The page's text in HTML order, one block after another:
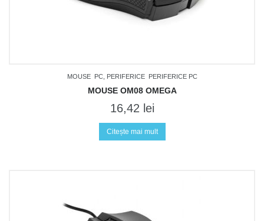
MOUSE PC, PERIFERICE PERIFERICE PC
MOUSE OM08 OMEGA
16,42 lei
Citește mai mult